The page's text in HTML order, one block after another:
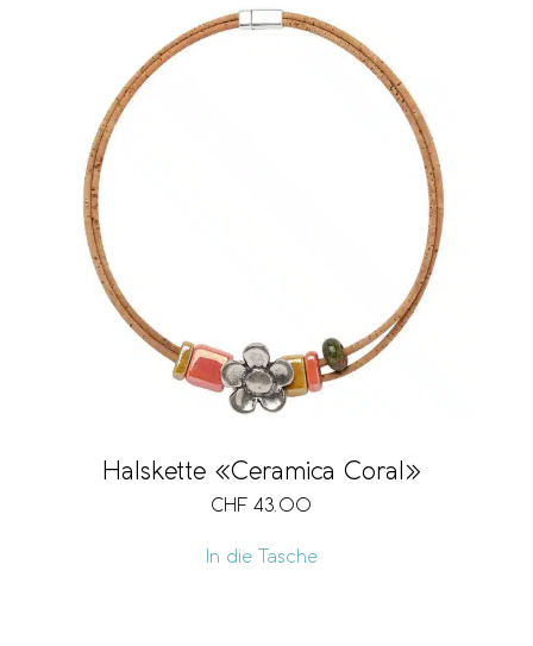
Halskette «Ceramica Coral»
CHF 43.00
In die Tasche